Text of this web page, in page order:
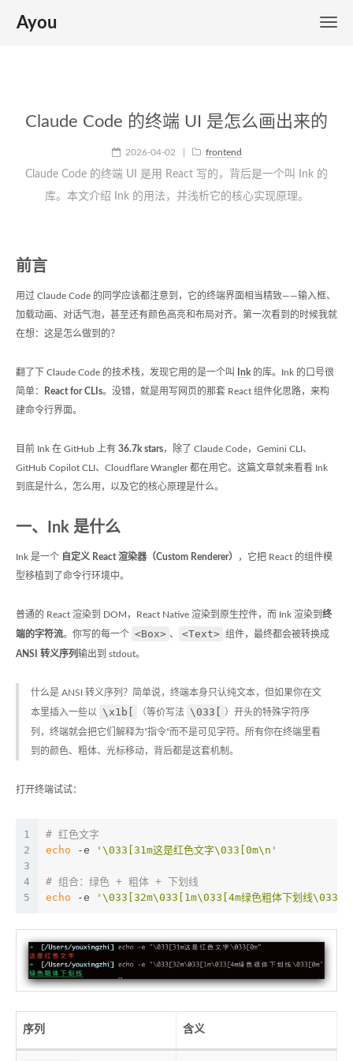
Ayou
Claude Code 的终端 UI 是怎么画出来的
2026-04-02 frontend
Claude Code 的终端 UI 是用 React 写的，背后是一个叫 Ink 的
库。本文介绍 Ink 的用法，并浅析它的核心实现原理。
前言
用过 Claude Code 的同学应该都注意到，它的终端界面相当精致——输入框、
加载动画、对话气泡，甚至还有颜色高亮和布局对齐。第一次看到的时候我就
在想：这是怎么做到的？
翻了下 Claude Code 的技术栈，发现它用的是一个叫 Ink 的库。Ink 的口号很
简单：
React for CLIs。没错，就是用写网页的那套 React 组件化思路，来构
建命令行界面。
目前 Ink 在 GitHub 上有 36.7k stars，除了 Claude Code，Gemini CLI、
GitHub Copilot CLI、Cloudflare Wrangler 都在用它。这篇文章就来看看 Ink
到底是什么，怎么用，以及它的核心原理是什么。
一、Ink 是什么
Ink 是一个 自定义 React 渲染器（Custom Renderer）
，它把 React 的组件模
型移植到了命令行环境中。
普通的 React 渲染到 DOM，React Native 渲染到原生控件，而 Ink 渲染到 终
端的字符流。你写的每一个 <Box> 、 <Text> 组件，最终都会被转换成
ANSI 转义序列 输出到 stdout。
什么是 ANSI 转义序列？简单说，终端本身只认纯文本，但如果你在文
本里插入一些以 \x1b[ （等价写法 \033[ ）开头的特殊字符序
列，终端就会把它们解释为”指令”而不是可见字符。所有你在终端里看
到的颜色、粗体、光标移动，背后都是这套机制。
打开终端试试：
1
2
3
4
5
# 红色文字
echo -e '\033[31m这是红色文字\033[0m\n'
# 组合：绿色 + 粗体 + 下划线
echo -e '\033[32m\033[1m\033[4m绿色粗体下划线
序列 含义